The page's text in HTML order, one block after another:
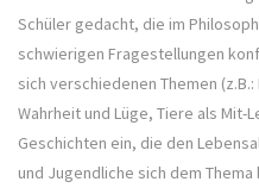
Schüler gedacht, die im
schwierigen Fragestellungen
sich verschiedenen Themen
Wahrheit und Lüge, Tiere als Mit-
Geschichten ein, die den
und Jugendliche sich dem